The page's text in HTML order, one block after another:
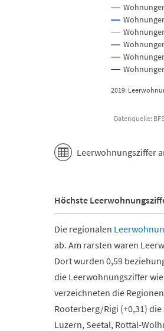
2019:
Datenquelle:
Leerwohnungsziffer
Höchste
Die regionalen
ab. Am rarsten waren
Dort wurden 0,59
die Leerwohnungsziffer
verzeichneten die
Rooterberg/Rigi (+0,31)
Luzern, Seetal, Rottal-